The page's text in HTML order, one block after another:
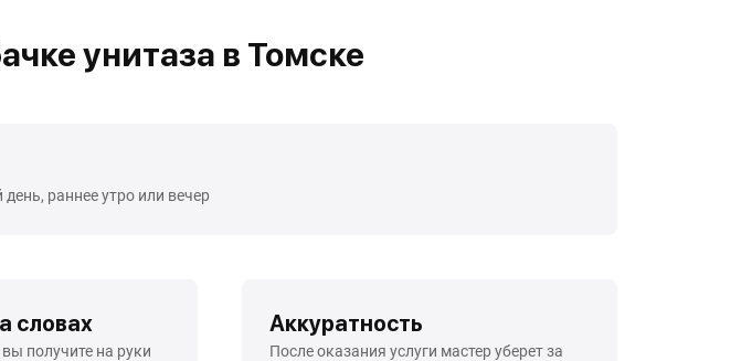
унитаза в Томске
раннее утро или вечер
словах
получите на руки
Аккуратность
После оказания услуги мастер уберет за